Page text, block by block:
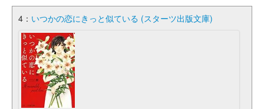
4： いつかの恋にきっと似ている (スターツ出版文庫)